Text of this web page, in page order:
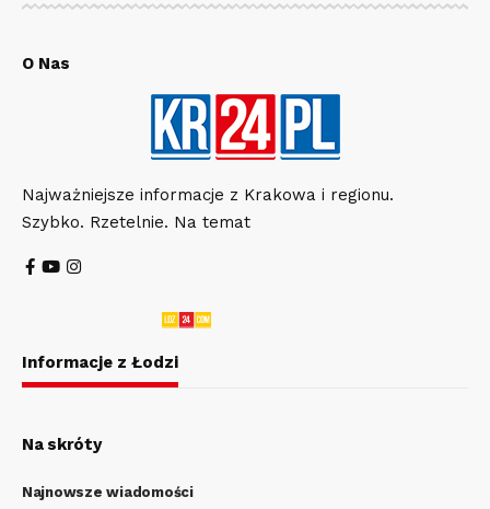
O Nas
Najważniejsze informacje z Krakowa i regionu.
Szybko. Rzetelnie. Na temat
Informacje z Łodzi
Na skróty
Najnowsze wiadomości